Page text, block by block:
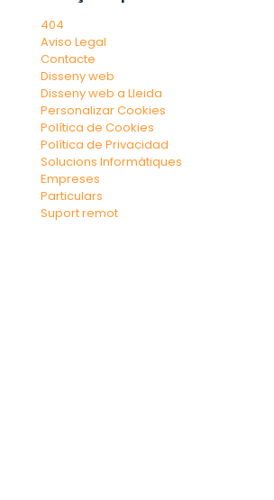
404
Aviso Legal
Contacte
Disseny web
Disseny web a Lleida
Personalizar Cookies
Política de Cookies
Política de Privacidad
Solucions Informàtiques
Empreses
Particulars
Suport remot